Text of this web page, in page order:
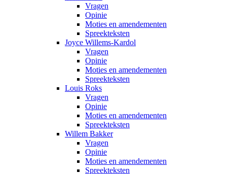
Vragen
Opinie
Moties en amendementen
Spreekteksten
Joyce Willems-Kardol
Vragen
Opinie
Moties en amendementen
Spreekteksten
Louis Roks
Vragen
Opinie
Moties en amendementen
Spreekteksten
Willem Bakker
Vragen
Opinie
Moties en amendementen
Spreekteksten